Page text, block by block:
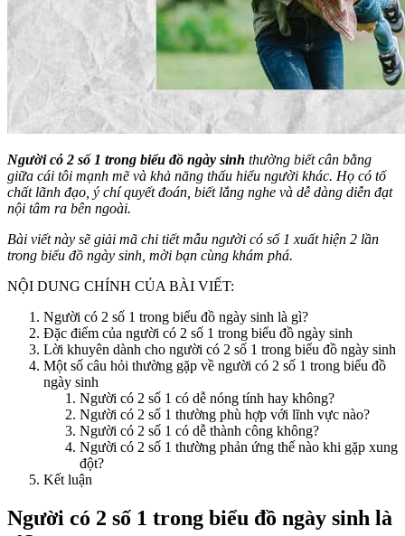
Người có 2 số 1 trong biểu đồ ngày sinh thường biết cân bằng
giữa cái tôi mạnh mẽ và khả năng thấu hiểu người khác. Họ có tố
chất lãnh đạo, ý chí quyết đoán, biết lắng nghe và dễ dàng diễn đạt
nội tâm ra bên ngoài.
Bài viết này sẽ giải mã chi tiết mẫu người có số 1 xuất hiện 2 lần
trong biểu đồ ngày sinh, mời bạn cùng khám phá.
NỘI DUNG CHÍNH CỦA BÀI VIẾT:
Người có 2 số 1 trong biểu đồ ngày sinh là gì?
Đặc điểm của người có 2 số 1 trong biểu đồ ngày sinh
Lời khuyên dành cho người có 2 số 1 trong biểu đồ ngày sinh
Một số câu hỏi thường gặp về người có 2 số 1 trong biểu đồ
ngày sinh
Người có 2 số 1 có dễ nóng tính hay không?
Người có 2 số 1 thường phù hợp với lĩnh vực nào?
Người có 2 số 1 có dễ thành công không?
Người có 2 số 1 thường phản ứng thế nào khi gặp xung
đột?
Kết luận
Người có 2 số 1 trong biểu đồ ngày sinh là